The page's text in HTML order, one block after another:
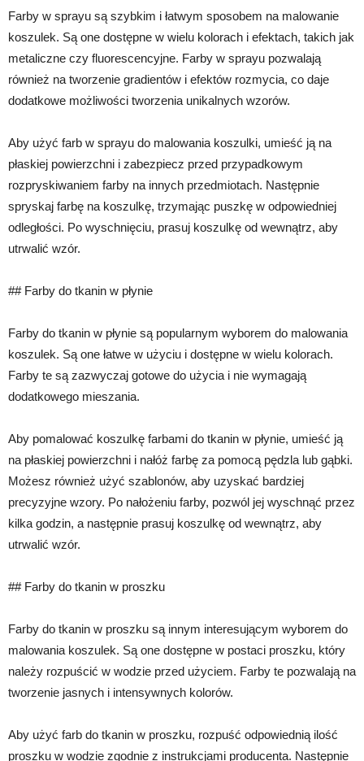
Farby w sprayu są szybkim i łatwym sposobem na malowanie
koszulek. Są one dostępne w wielu kolorach i efektach, takich jak
metaliczne czy fluorescencyjne. Farby w sprayu pozwalają
również na tworzenie gradientów i efektów rozmycia, co daje
dodatkowe możliwości tworzenia unikalnych wzorów.
Aby użyć farb w sprayu do malowania koszulki, umieść ją na
płaskiej powierzchni i zabezpiecz przed przypadkowym
rozpryskiwaniem farby na innych przedmiotach. Następnie
spryskaj farbę na koszulkę, trzymając puszkę w odpowiedniej
odległości. Po wyschnięciu, prasuj koszulkę od wewnątrz, aby
utrwalić wzór.
## Farby do tkanin w płynie
Farby do tkanin w płynie są popularnym wyborem do malowania
koszulek. Są one łatwe w użyciu i dostępne w wielu kolorach.
Farby te są zazwyczaj gotowe do użycia i nie wymagają
dodatkowego mieszania.
Aby pomalować koszulkę farbami do tkanin w płynie, umieść ją
na płaskiej powierzchni i nałóż farbę za pomocą pędzla lub gąbki.
Możesz również użyć szablonów, aby uzyskać bardziej
precyzyjne wzory. Po nałożeniu farby, pozwól jej wyschnąć przez
kilka godzin, a następnie prasuj koszulkę od wewnątrz, aby
utrwalić wzór.
## Farby do tkanin w proszku
Farby do tkanin w proszku są innym interesującym wyborem do
malowania koszulek. Są one dostępne w postaci proszku, który
należy rozpuścić w wodzie przed użyciem. Farby te pozwalają na
tworzenie jasnych i intensywnych kolorów.
Aby użyć farb do tkanin w proszku, rozpuść odpowiednią ilość
proszku w wodzie zgodnie z instrukcjami producenta. Następnie